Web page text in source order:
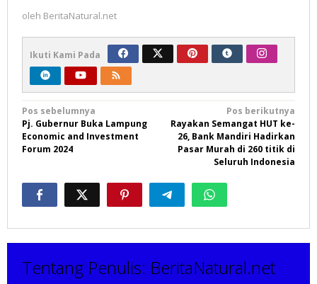
oleh BeritaNatural.net
Ikuti Kami Pada
Navigasi
pos
Pos sebelumnya
Pj. Gubernur Buka Lampung
Economic and Investment
Forum 2024
Pos berikutnya
Rayakan Semangat HUT ke-
26, Bank Mandiri Hadirkan
Pasar Murah di 260 titik di
Seluruh Indonesia
Tentang Penulis: BeritaNatural.net